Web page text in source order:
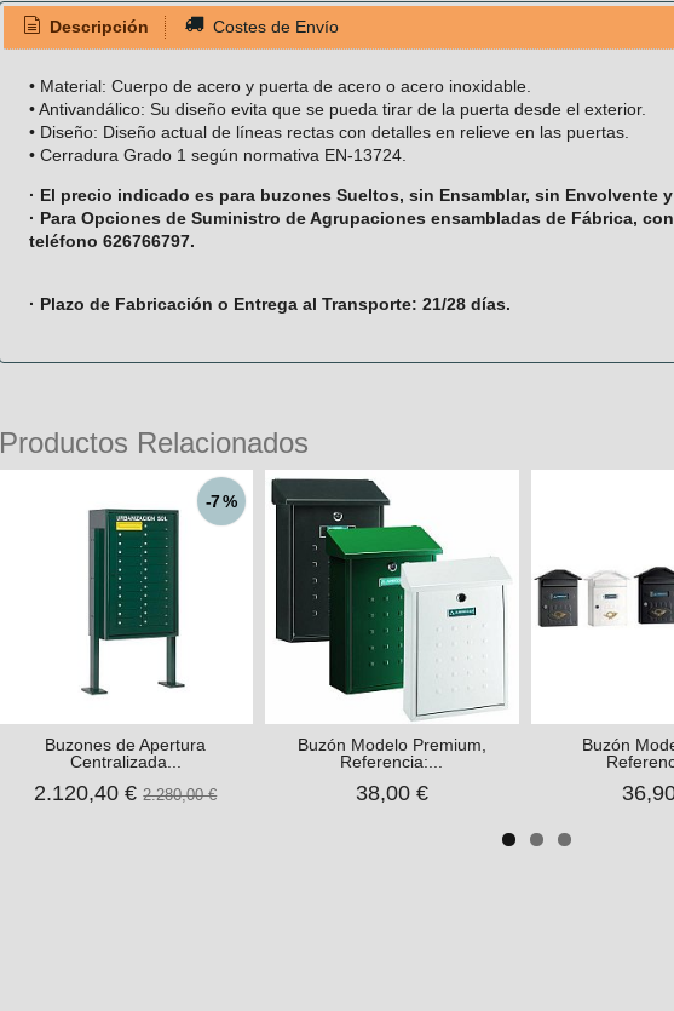
Descripción Costes de Envío
• Material: Cuerpo de acero y puerta de acero o acero inoxidable.
• Antivandálico: Su diseño evita que se pueda tirar de la puerta desde el exterior.
• Diseño: Diseño actual de líneas rectas con detalles en relieve en las puertas.
• Cerradura Grado 1 según normativa EN-13724.
· El precio indicado es para buzones Sueltos, sin Ensamblar, sin Envolvente
· Para Opciones de Suministro de Agrupaciones ensambladas de Fábrica,
teléfono 626766797.
· Plazo de Fabricación o Entrega al Transporte: 21/28 días.
Productos Relacionados
-7 %
Buzones de Apertura
Centralizada...
2.120,40 €2.280,00 €
Buzón Modelo Premium,
Referencia:...
38,00 €
Buzón